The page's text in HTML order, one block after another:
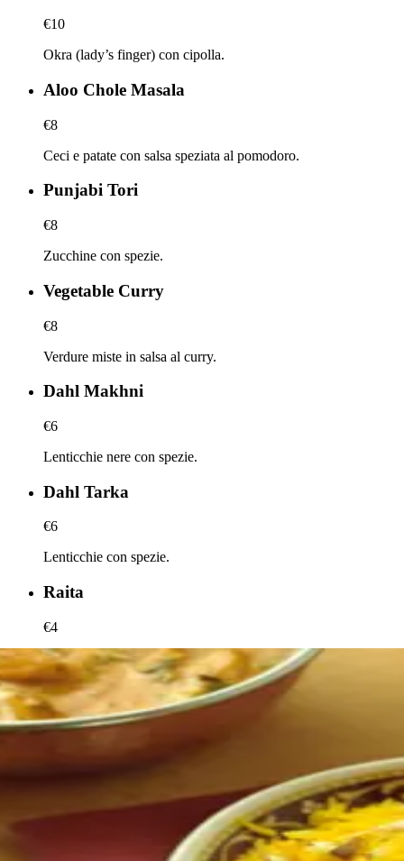
€10
Okra (lady’s finger) con cipolla.
Aloo Chole Masala
€8
Ceci e patate con salsa speziata al pomodoro.
Punjabi Tori
€8
Zucchine con spezie.
Vegetable Curry
€8
Verdure miste in salsa al curry.
Dahl Makhni
€6
Lenticchie nere con spezie.
Dahl Tarka
€6
Lenticchie con spezie.
Raita
€4
Yogurt con verdure fresche.